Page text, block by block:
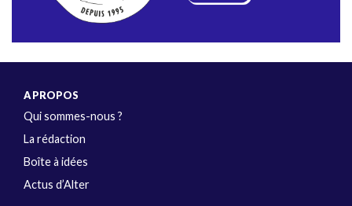
A PROPOS
Qui sommes-nous ?
La rédaction
Boîte à idées
Actus d’Alter